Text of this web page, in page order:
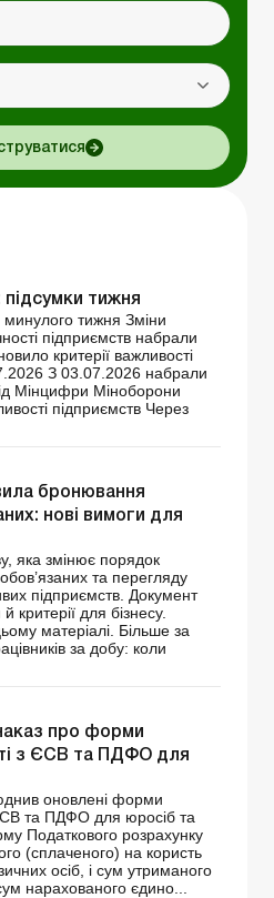
тижня
минулого тижня Зміни
підприємств набрали
критерії важливості
З 03.07.2026 набрали
Мінцифри Міноборони
підприємств Через
бронювання
нові вимоги для
яка змінює порядок
та перегляду
підприємств. Документ
критерії для бізнесу.
матеріалі. Більше за
за добу: коли
про форми
з ЄСВ та ПДФО для
оновлені форми
ЄСВ та ПДФО для юросіб та
Податкового розрахунку
(сплаченого) на користь
осіб, і сум утриманого
нарахованого єдино...